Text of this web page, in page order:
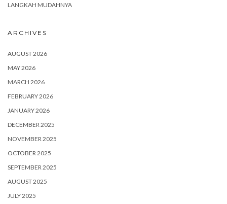
LANGKAH MUDAHNYA
ARCHIVES
AUGUST 2026
MAY 2026
MARCH 2026
FEBRUARY 2026
JANUARY 2026
DECEMBER 2025
NOVEMBER 2025
OCTOBER 2025
SEPTEMBER 2025
AUGUST 2025
JULY 2025